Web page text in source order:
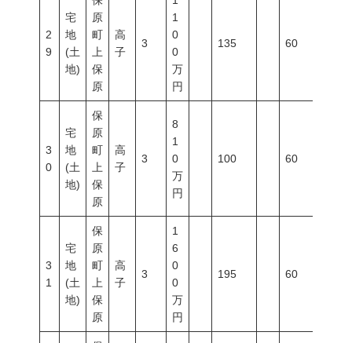
2
9
宅
地
(土
地)
原
町
上
保
原
高
子
3
1
0
0
万
円
135 60
3
0
宅
地
(土
地)
保
原
町
上
保
原
高
子
3
8
1
0
万
円
100 60
3
1
宅
地
(土
地)
保
原
町
上
保
原
高
子
3
1
6
0
0
万
円
195 60